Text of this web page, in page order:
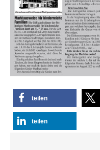
teilen
teilen